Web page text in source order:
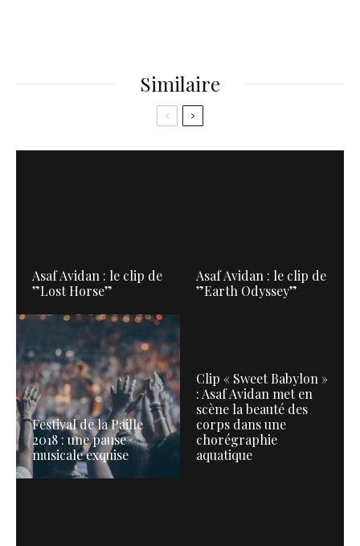
Similaire
Asaf Avidan : le clip de
”Lost Horse”
Asaf Avidan : le clip de
”Earth Odyssey”
Festival de la Paille
2018 : une pause
musicale exquise
Clip « Sweet Babylon »
: Asaf Avidan met en
scène la beauté des
corps dans une
chorégraphie
aquatique